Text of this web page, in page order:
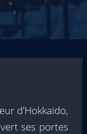
d'Hokkaido,
ses portes